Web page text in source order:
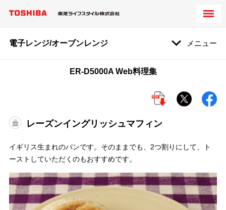
電子レンジ/オーブンレンジ メニュー
ER-D5000A Web料理集
レーズンイングリッシュマフィン
イギリス生まれのパンです。そのままでも、2つ割りにして、ト
ーストしていただくのもおすすめです。